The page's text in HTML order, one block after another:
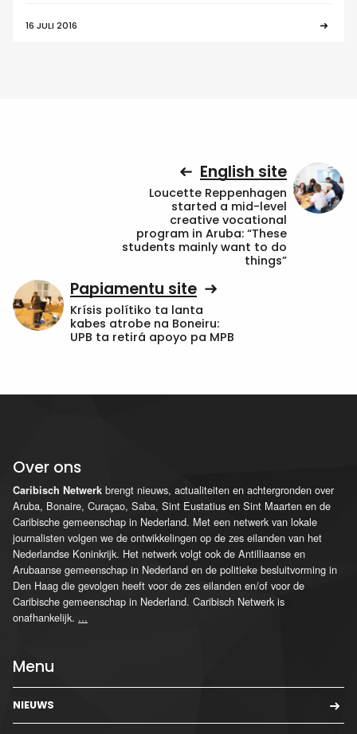
16 JULI 2016
English site
Loucette Reppenhagen
started a mid-level
creative vocational
program in Aruba: “These
students mainly want to do
things”
Papiamentu site
Krísis polítiko ta lanta
kabes atrobe na Boneiru:
UPB ta retirá apoyo pa MPB
Over ons
Caribisch Netwerk brengt nieuws, actualiteiten en achtergronden over
Aruba, Bonaire, Curaçao, Saba, Sint Eustatius en Sint Maarten en de
Caribische gemeenschap in Nederland. Met een netwerk van lokale
journalisten volgen we de ontwikkelingen op de zes eilanden van het
Nederlandse Koninkrijk. Het netwerk volgt ook de Antilliaanse en
Arubaanse gemeenschap in Nederland en de politieke besluitvorming in
Den Haag die gevolgen heeft voor de zes eilanden en/of voor de
Caribische gemeenschap in Nederland. Caribisch Netwerk is
onafhankelijk. ...
Menu
NIEUWS